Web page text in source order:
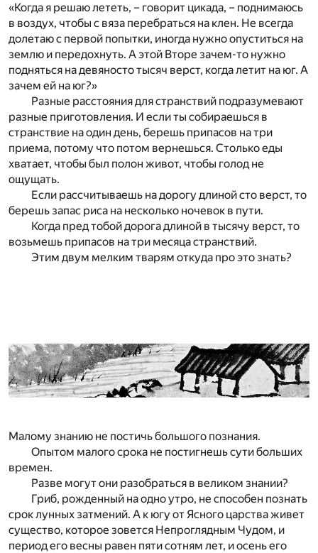
«Когда я решаю лететь, – говорит цикада, – поднимаюсь
в воздух, чтобы с вяза перебраться на клен. Не всегда
долетаю с первой попытки, иногда нужно опуститься на
землю и передохнуть. А этой Вторе зачем-то нужно
подняться на девяносто тысяч верст, когда летит на юг. А
зачем ей на юг?»
Разные расстояния для странствий подразумевают
разные приготовления. И если ты собираешься в
странствие на один день, берешь припасов на три
приема, потому что потом вернешься. Столько еды
хватает, чтобы был полон живот, чтобы голод не
ощущать.
Если рассчитываешь на дорогу длиной сто верст, то
берешь запас риса на несколько ночевок в пути.
Когда пред тобой дорога длиной в тысячу верст, то
возьмешь припасов на три месяца странствий.
Этим двум мелким тварям откуда про это знать?
Малому знанию не постичь большого познания.
Опытом малого срока не постигнешь сути больших
времен.
Разве могут они разобраться в великом знании?
Гриб, рожденный на одно утро, не способен познать
срок лунных затмений. А к югу от Ясного царства живет
существо, которое зовется Непроглядным Чудом, и
период его весны равен пяти сотням лет, и осень его